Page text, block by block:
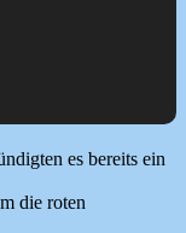
es bereits ein
die roten